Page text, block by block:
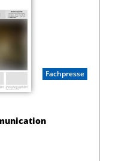
Fachpresse